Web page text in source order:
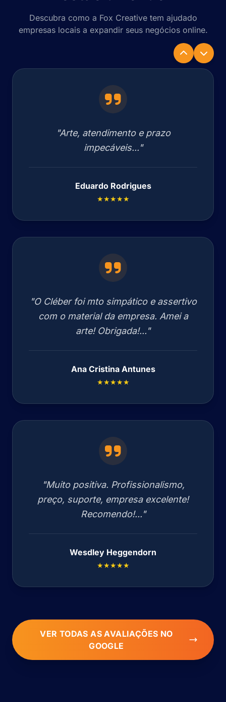
Descubra como a Fox Creative tem ajudado
empresas locais a expandir seus negócios online.
"Arte, atendimento e prazo
impecáveis..."
Eduardo Rodrigues
★★★★★
"O Cléber foi mto simpático e assertivo
com o material da empresa. Amei a
arte! Obrigada!..."
Ana Cristina Antunes
★★★★★
"Muito positiva. Profissionalismo,
preço, suporte, empresa excelente!
Recomendo!..."
Wesdley Heggendorn
★★★★★
VER TODAS AS AVALIAÇÕES NO
GOOGLE